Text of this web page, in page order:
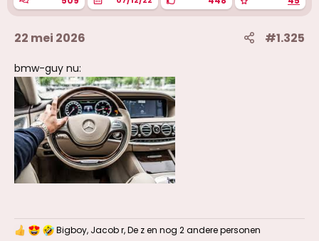
:
22 mei 2026 #1.325
bmw-guy nu:
W
Bigboy, Jacob r,De zen nog 2 andere personen